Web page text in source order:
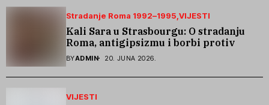
Stradanje Roma 1992–1995 VIJESTI
Kali Sara u Strasbourgu: O stradanju
Roma, antigipsizmu i borbi protiv
govora mržnje
BYADMIN 20. JUNA 2026.
VIJESTI